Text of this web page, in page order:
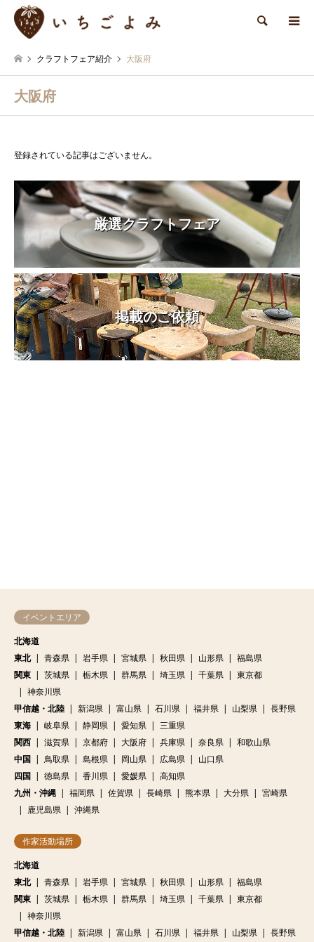
検索
クラフトフェア紹介 大阪府
大阪府
登録されている記事はございません。
厳選クラフトフェア
掲載のご依頼
イベントエリア
北海道
東北
青森県 岩手県 宮城県 秋田県 山形県
福島県
関東
茨城県 栃木県 群馬県 埼玉県 千葉県
東京都
神奈川県
甲信越・北陸
新潟県 富山県 石川県 福井県 山梨県
長野県
東海
岐阜県 静岡県 愛知県
三重県
関西
滋賀県 京都府 大阪府 兵庫県 奈良県
和歌山県
中国
鳥取県 島根県 岡山県 広島県
山口県
四国
徳島県 香川県 愛媛県
高知県
九州・沖縄
福岡県 佐賀県 長崎県 熊本県 大分県
宮崎県
鹿児島県
沖縄県
作家活動場所
北海道
東北
青森県 岩手県 宮城県 秋田県 山形県
福島県
関東
茨城県 栃木県 群馬県 埼玉県 千葉県
東京都
神奈川県
甲信越・北陸
新潟県 富山県 石川県 福井県 山梨県
長野県